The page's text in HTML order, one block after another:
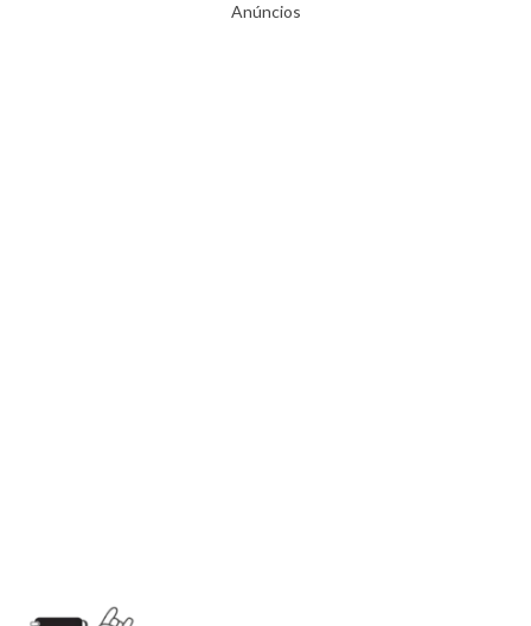
Anúncios